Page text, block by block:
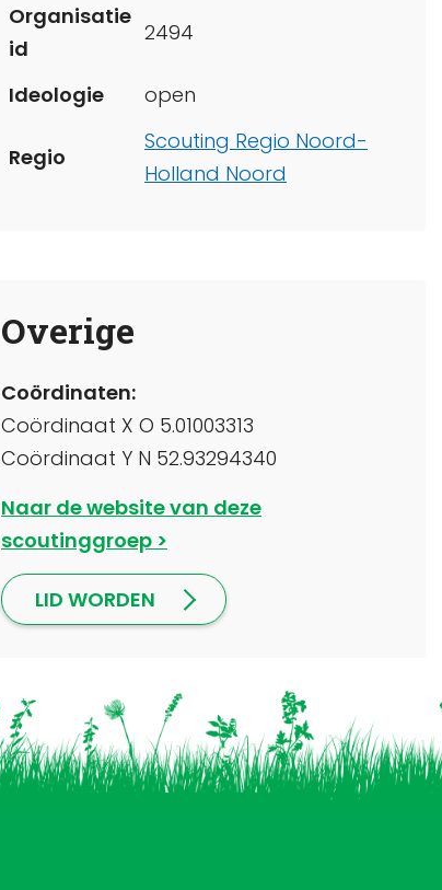
Organisatie
id
2494
Ideologie open
Regio
Scouting Regio Noord-
Holland Noord
Overige
Coördinaten:
Coördinaat X O 5.01003313
Coördinaat Y N 52.93294340
Naar de website van deze
scoutinggroep
LID WORDEN